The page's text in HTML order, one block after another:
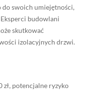
do swoich umiejętności,
budowlani
skutkować
izolacyjnych drzwi.
zł, potencjalne ryzyko